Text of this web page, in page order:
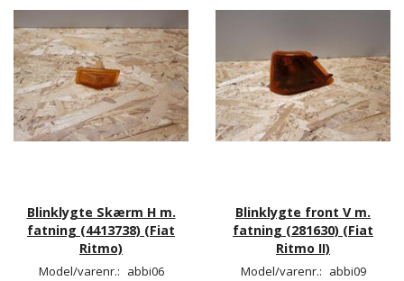
Blinklygte Skærm H m.
fatning (4413738) (Fiat
Ritmo)
Model/varenr.: abbi06
Blinklygte front V m.
fatning (281630) (Fiat
Ritmo II)
Model/varenr.: abbi09